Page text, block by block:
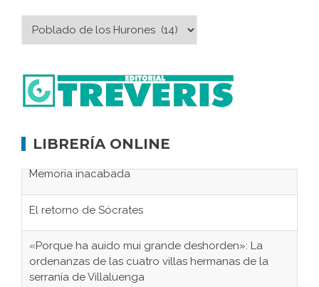
LIBRERÍA ONLINE
Memoria inacabada
serranía de Villaluenga